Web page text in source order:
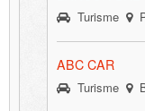
Turisme
ABC CAR
Turisme